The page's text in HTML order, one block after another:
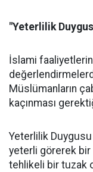
"Yeterlilik
İslami
Müslümanların
kaçınması
Yeterlilik Duygusu
yeterli görerek bir
tehlikeli bir tuzak